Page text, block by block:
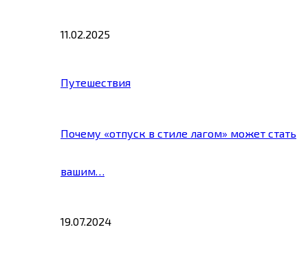
11.02.2025
Путешествия
Почему «отпуск в стиле лагом» может стать
вашим…
19.07.2024